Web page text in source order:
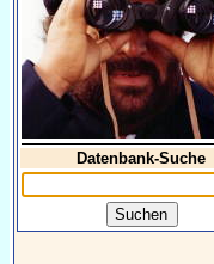
Datenbank-Suche